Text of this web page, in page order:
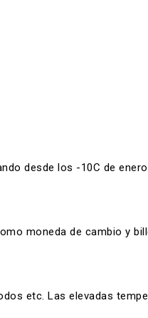
desde los -10C de
moneda de cambio y
etc. Las elevadas